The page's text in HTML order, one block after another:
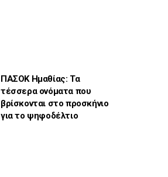
ΠΑΣΟΚ Ημαθίας: Τα
τέσσερα ονόματα που
βρίσκονται στο προσκήνιο
για το ψηφοδέλτιο